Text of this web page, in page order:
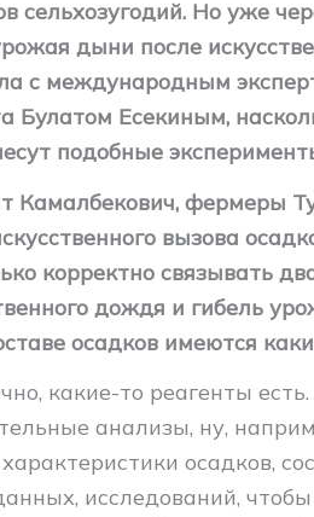
сельхозугодий. Но уже
дыни после
с международным
Булатом Есекиным,
подобные
Камалбекович, фермеры
вызова
корректно связывать
дождя и гибель
осадков имеются
какие-то реагенты
анализы, ну,
осадков,
исследований,